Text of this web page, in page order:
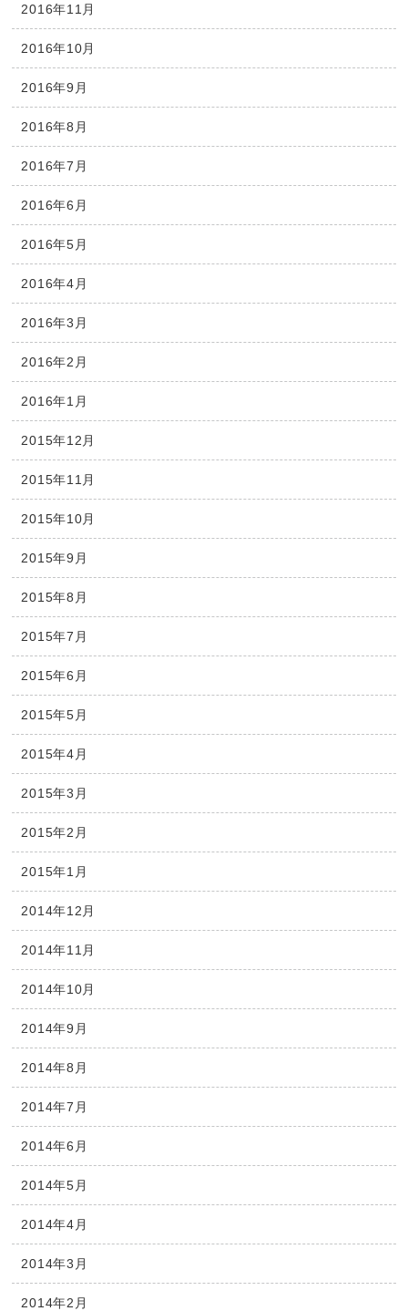
2016年11月
2016年10月
2016年9月
2016年8月
2016年7月
2016年6月
2016年5月
2016年4月
2016年3月
2016年2月
2016年1月
2015年12月
2015年11月
2015年10月
2015年9月
2015年8月
2015年7月
2015年6月
2015年5月
2015年4月
2015年3月
2015年2月
2015年1月
2014年12月
2014年11月
2014年10月
2014年9月
2014年8月
2014年7月
2014年6月
2014年5月
2014年4月
2014年3月
2014年2月